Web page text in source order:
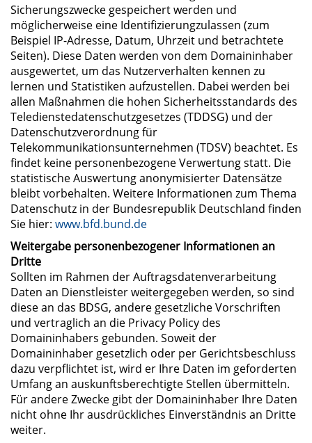
Sicherungszwecke gespeichert werden und
möglicherweise eine Identifizierungzulassen (zum
Beispiel IP-Adresse, Datum, Uhrzeit und betrachtete
Seiten). Diese Daten werden von dem Domaininhaber
ausgewertet, um das Nutzerverhalten kennen zu
lernen und Statistiken aufzustellen. Dabei werden bei
allen Maßnahmen die hohen Sicherheitsstandards des
Teledienstedatenschutzgesetzes (TDDSG) und der
Datenschutzverordnung für
Telekommunikationsunternehmen (TDSV) beachtet. Es
findet keine personenbezogene Verwertung statt. Die
statistische Auswertung anonymisierter Datensätze
bleibt vorbehalten. Weitere Informationen zum Thema
Datenschutz in der Bundesrepublik Deutschland finden
Sie hier: www.bfd.bund.de
Weitergabe personenbezogener Informationen an
Dritte
Sollten im Rahmen der Auftragsdatenverarbeitung
Daten an Dienstleister weitergegeben werden, so sind
diese an das BDSG, andere gesetzliche Vorschriften
und vertraglich an die Privacy Policy des
Domaininhabers gebunden. Soweit der
Domaininhaber gesetzlich oder per Gerichtsbeschluss
dazu verpflichtet ist, wird er Ihre Daten im geforderten
Umfang an auskunftsberechtigte Stellen übermitteln.
Für andere Zwecke gibt der Domaininhaber Ihre Daten
nicht ohne Ihr ausdrückliches Einverständnis an Dritte
weiter.